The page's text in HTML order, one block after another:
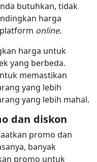
butuhkan, tidak
harga
online.
harga untuk
yang berbeda.
memastikan
yang lebih
yang lebih mahal.
dan diskon
promo dan
banyak
promo untuk